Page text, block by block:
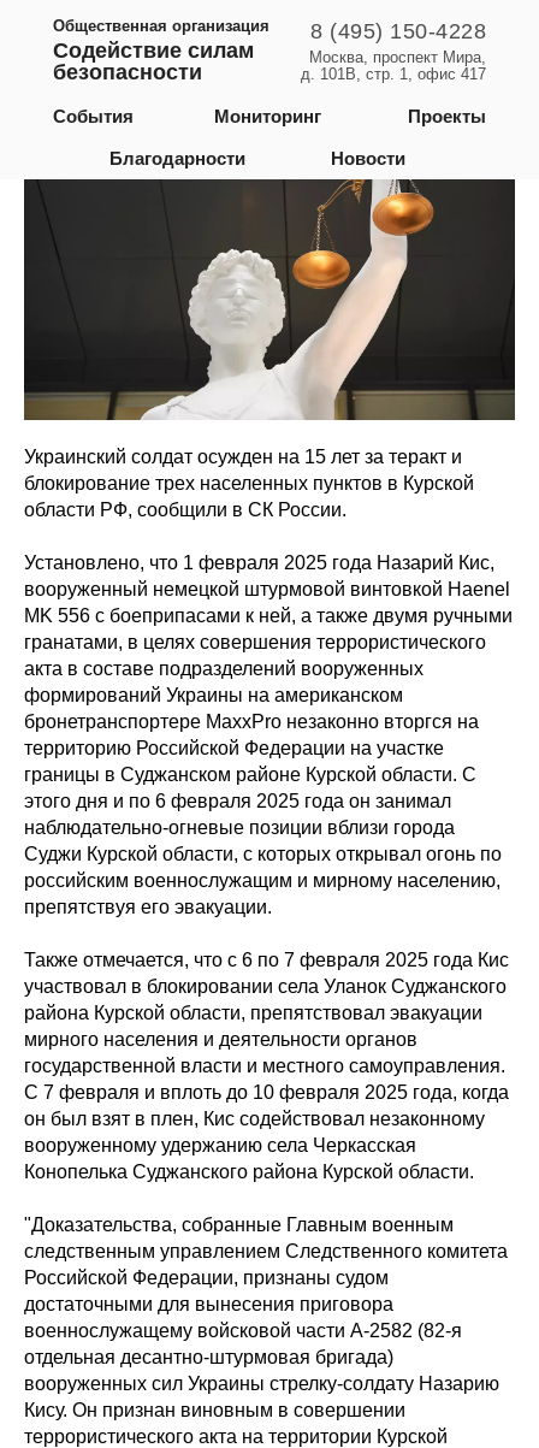
8 (495) 150-4228
Общественная организация
Содействие силам
безопасности
Мониторинг
События
Благодарности Новости
Проекты
Москва, проспект Мира,
д. 101В, стр. 1, офис 417
Курская область
Украинский солдат осужден на 15 лет за теракт и
блокирование трех населенных пунктов в Курской
области РФ, сообщили в СК России.
Установлено, что 1 февраля 2025 года Назарий Кис,
вооруженный немецкой штурмовой винтовкой Haenel
MK 556 с боеприпасами к ней, а также двумя ручными
гранатами, в целях совершения террористического
акта в составе подразделений вооруженных
формирований Украины на американском
бронетранспортере MaxxPro незаконно вторгся на
территорию Российской Федерации на участке
границы в Суджанском районе Курской области. С
этого дня и по 6 февраля 2025 года он занимал
наблюдательно-огневые позиции вблизи города
Суджи Курской области, с которых открывал огонь по
российским военнослужащим и мирному населению,
препятствуя его эвакуации.
Также отмечается, что с 6 по 7 февраля 2025 года Кис
участвовал в блокировании села Уланок Суджанского
района Курской области, препятствовал эвакуации
мирного населения и деятельности органов
государственной власти и местного самоуправления.
С 7 февраля и вплоть до 10 февраля 2025 года, когда
он был взят в плен, Кис содействовал незаконному
вооруженному удержанию села Черкасская
Конопелька Суджанского района Курской области.
"Доказательства, собранные Главным военным
следственным управлением Следственного комитета
Российской Федерации, признаны судом
достаточными для вынесения приговора
военнослужащему войсковой части А-2582 (82-я
отдельная десантно-штурмовая бригада)
вооруженных сил Украины стрелку-солдату Назарию
Кису. Он признан виновным в совершении
террористического акта на территории Курской